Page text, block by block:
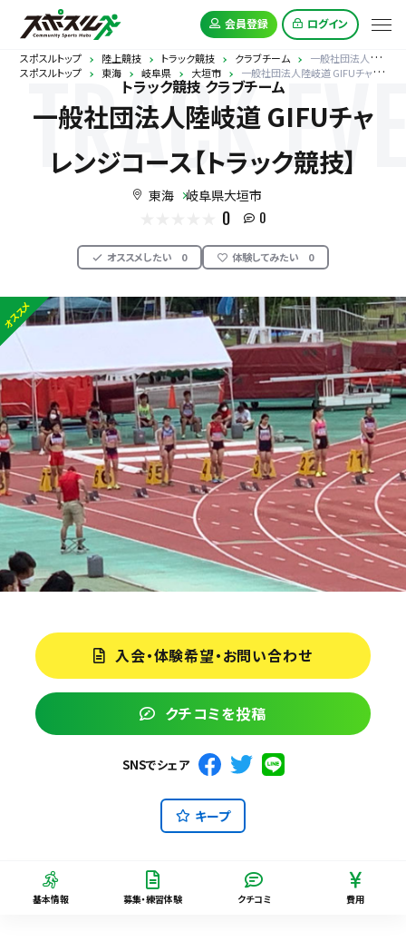
会員登録 ログイン
スポスルトップ 陸上競技 トラック競技 クラブチーム
一般社団法人陸岐道 GIFUチャレンジコース【トラック競技】
スポスルトップ
東海 岐阜県 大垣市 一般社団法人陸岐道 GIFUチャレンジコース【トラック競技】
TRACK
トラック競技 クラブチーム
一般社団法人陸岐道 GIFUチャ
レンジコース【トラック競技】
東海 岐阜県大垣市
0 0
オススメしたい 0 体験してみたい 0
オススメ
入会・体験希望・お問い合わせ
クチコミを投稿
SNSでシェア
キープ
基本情報 募集・練習体験 クチコミ 費用